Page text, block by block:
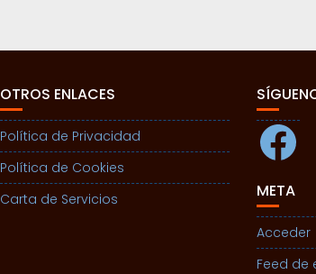
OTROS ENLACES
Política de Privacidad
Política de Cookies
Carta de Servicios
Facebook
META
Acceder
Feed de